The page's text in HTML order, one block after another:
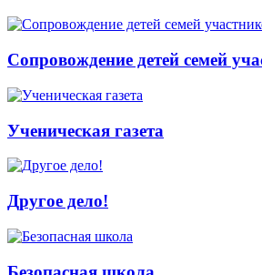
Сопровождение детей семей
Ученическая газета
Другое дело!